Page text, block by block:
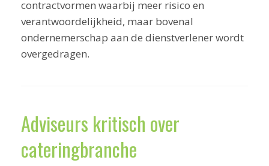
contractvormen waarbij meer risico en
verantwoordelijkheid, maar bovenal
ondernemerschap aan de dienstverlener wordt
overgedragen.
Adviseurs kritisch over
cateringbranche